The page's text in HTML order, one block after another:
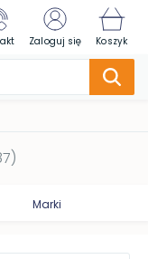
Zaloguj się Koszyk
)
Marki